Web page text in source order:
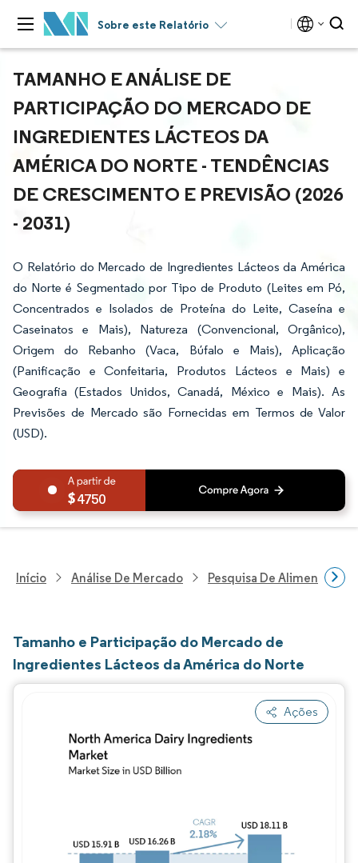
Sobre este Relatório
TAMANHO E ANÁLISE DE
PARTICIPAÇÃO DO MERCADO DE
INGREDIENTES LÁCTEOS DA
AMÉRICA DO NORTE - TENDÊNCIAS
DE CRESCIMENTO E PREVISÃO (2026
- 2031)
O Relatório do Mercado de Ingredientes Lácteos da América
do Norte é Segmentado por Tipo de Produto (Leites em Pó,
Concentrados e Isolados de Proteína do Leite, Caseína e
Caseinatos e Mais), Natureza (Convencional, Orgânico),
Origem do Rebanho (Vaca, Búfalo e Mais), Aplicação
(Panificação e Confeitaria, Produtos Lácteos e Mais) e
Geografia (Estados Unidos, Canadá, México e Mais). As
Previsões de Mercado são Fornecidas em Termos de Valor
(USD).
4750
Início Análise De Mercado Pesquisa De Alimentos E
Tamanho e Participação do Mercado de
Ingredientes Lácteos da América do Norte
Ações